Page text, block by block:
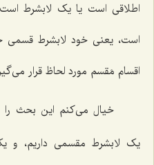
اطلاقی است یا یک لابشرط
است، یعنی خود لابشرط قسمی
اقسام مَقسم مورد لحاظ قرار
خیال می‌کنم این بحث را
یک لابشرط مقسمی داریم، و